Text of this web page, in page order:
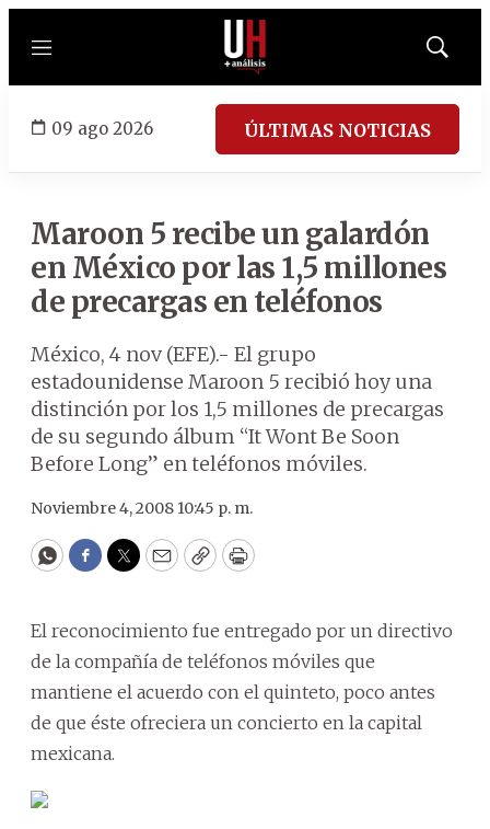
Menú
Mostrar
09 ago 2026 ÚLTIMAS NOTICIAS
Maroon 5 recibe un galardón
en México por las 1,5 millones
de precargas en teléfonos
México, 4 nov (EFE).- El grupo
estadounidense Maroon 5 recibió hoy una
distinción por los 1,5 millones de precargas
de su segundo álbum “It Wont Be Soon
Before Long” en teléfonos móviles.
Noviembre 4, 2008 10:45 p. m.
WhatsApp
Facebook
Twitter
EmailCopyPrint
El reconocimiento fue entregado por un directivo
de la compañía de teléfonos móviles que
mantiene el acuerdo con el quinteto, poco antes
de que éste ofreciera un concierto en la capital
mexicana.